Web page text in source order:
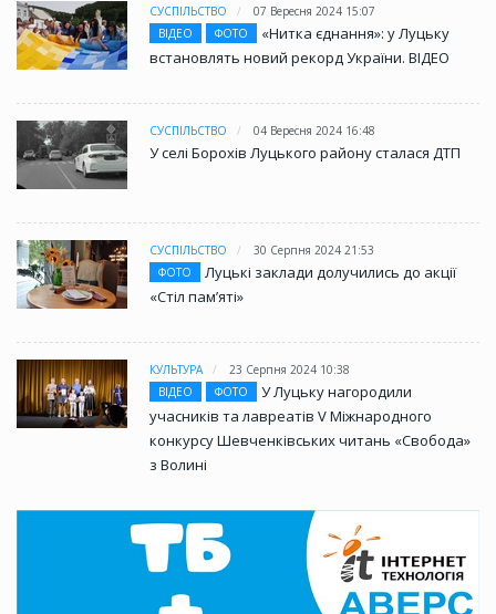
СУСПІЛЬСТВО
07 Вересня 2024 15:07
ВІДЕО
ФОТО
«Нитка єднання»: у Луцьку
встановлять новий рекорд України. ВІДЕО
СУСПІЛЬСТВО 04 Вересня 2024 16:48
У селі Борохів Луцького району сталася ДТП
СУСПІЛЬСТВО
30 Серпня 2024 21:53
ФОТО
Луцькі заклади долучились до акції
«Стіл памʼяті»
КУЛЬТУРА
23 Серпня 2024 10:38
ВІДЕО
ФОТО
У Луцьку нагородили
учасників та лавреатів V Міжнародного
конкурсу Шевченківських читань «Свобода»
з Волині